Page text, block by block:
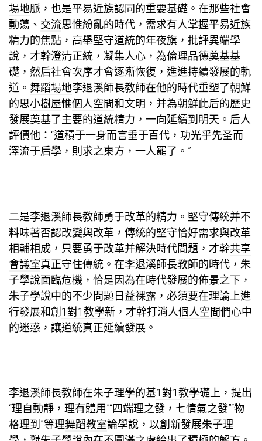
場地脈，也是平易近族認同的重要基礎。在那些社會
動蕩、 交流思惟紛亂的時代，需求有人掌握平易近族
精力的焦點，高舉堅守道統的年夜旗，批評異端學
說，才幹澄清正統，凝集人心，為倫理品德奠基基
礎，然后社會次序才會逐漸恢復，進進持續發展的軌
道。 舞蹈場地李退溪師長教師在他的時代重塑了朝鮮
的思小樹屋惟個人空間和文明，并為朝鮮此后的歷史
發展奠基了主要的道統精力，一向延續到明天。后人
評價他：“道積于一身而言垂于百代，功光乎先圣而
澤流于后學，則求之東方，一人罷了。”
二是李退溪師長教師勇于改革的精力。堅守傳統并不
料味著否認改變與改革，傳統的堅守恰好需求與改革
相輔相成，只要勇于改革并解決時代問題，才幹共享
會議室真正守住傳統。在李退溪師長教師的時代，朱
子學說面臨危機，恰是因為在時代發展的佈景之下，
朱子學說中的不少問題日益裸露，必須要在理論上進
行發展和創 1對1教學新，才幹打消人個人空間們心中
的迷惑，讓道統真正延續發展。
李退溪師長教師在朱子理學的基1對1教學礎上，提出
“理自動靜，理有體用”“四端理之發，七情氣之發”“物
格理到”等理舞蹈教室論學說，以創新發展朱子理